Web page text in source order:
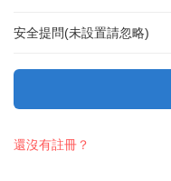
安全提問(未設置請忽略)
還沒有註冊？